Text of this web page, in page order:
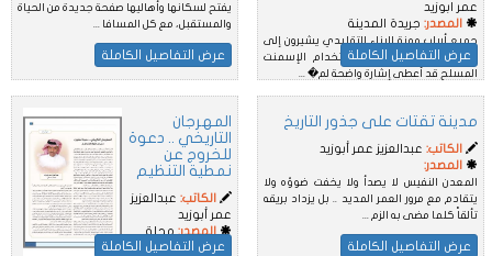
عمر ابوزيد
المصدر: جريدة المدينة
جميع أرباب مهنة البناء التقليدي يشيرون إلى
أن قيام أول بيت بني باستخدام الإسمنت
المسلح قد أعطى إشارة واضحة لم� ...
عرض التفاصيل الكاملة
يفتح لسكانها وأهاليها صفحة جديدة من الحياة
والمستقبل، مع كل المسافا ...
عرض التفاصيل الكاملة
مدينة تقتات على جذور التاريخ
الكاتب: عبدالعزيز عمر أبوزيد
المصدر:
المعدن النفيس لا يصدأ ولا يخفت ضوؤه ولا
يتقادم مع مرور العمر المديد .. بل يزداد بريقه
تألقاً كلما مضى به الزم ...
عرض التفاصيل الكاملة
المهرجان
التاريخي .. دعوة
للخروج عن
نمطية التنظيم
الكاتب: عبدالعزيز
عمر أبوزيد
المصدر: مجلة
جدة
عرض التفاصيل الكاملة